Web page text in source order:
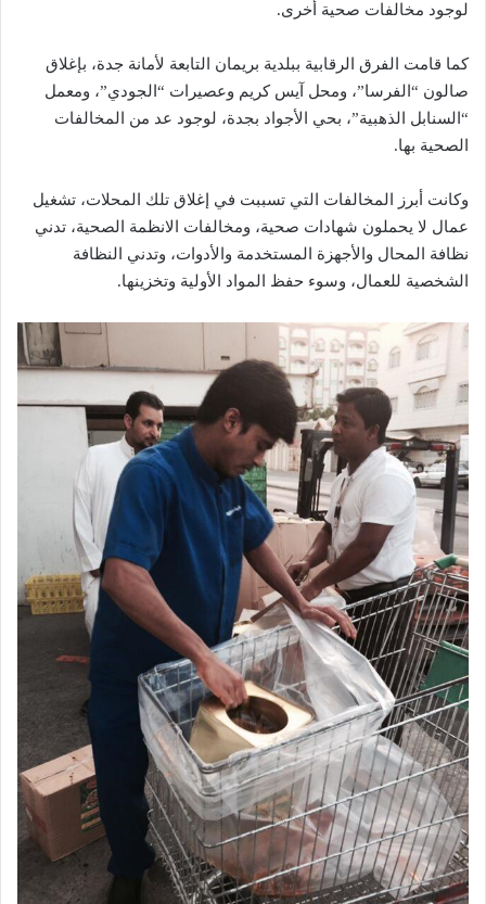
لوجود مخالفات صحية أخرى.
كما قامت الفرق الرقابية ببلدية بريمان التابعة لأمانة جدة، بإغلاق
صالون “الفرسا”، ومحل آيس كريم وعصيرات “الجودي”، ومعمل
“السنابل الذهبية”، بحي الأجواد بجدة، لوجود عد من المخالفات
الصحية بها.
وكانت أبرز المخالفات التي تسببت في إغلاق تلك المحلات، تشغيل
عمال لا يحملون شهادات صحية، ومخالفات الانظمة الصحية، تدني
نظافة المحال والأجهزة المستخدمة والأدوات، وتدني النظافة
الشخصية للعمال، وسوء حفظ المواد الأولية وتخزينها.